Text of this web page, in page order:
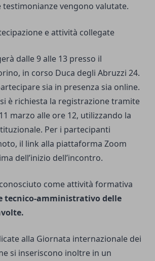
testimonianze vengono valutate.
e attività collegate
dalle 9 alle 13 presso il
in corso Duca degli Abruzzi 24.
sia in presenza sia online.
è richiesta la registrazione tramite
marzo alle ore 12, utilizzando la
Per i partecipanti
il link alla piattaforma Zoom
dell’inizio dell’incontro.
come attività formativa
tecnico-amministrativo delle
alla Giornata internazionale dei
si inseriscono inoltre in un